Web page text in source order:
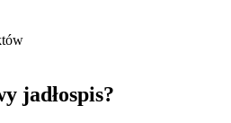
jadłospis?